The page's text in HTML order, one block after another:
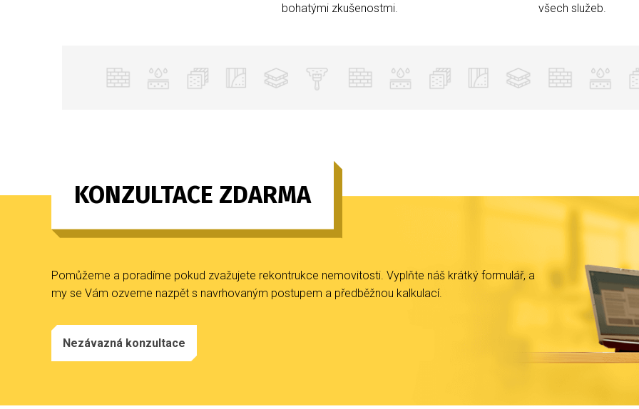
bohatými zkušenostmi.
všech služeb.
KONZULTACE ZDARMA
Pomůžeme a poradíme pokud zvažujete rekontrukce nemovitosti. Vyplňte náš krátký formulář, a
my se Vám ozveme nazpět s navrhovaným postupem a předběžnou kalkulací.
Nezávazná konzultace